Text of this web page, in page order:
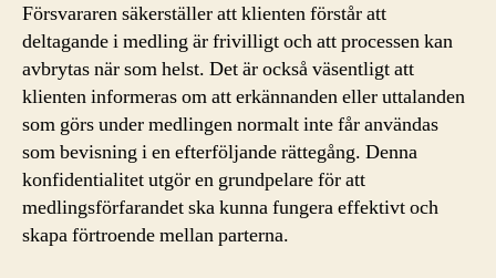
Försvararen säkerställer att klienten förstår att
deltagande i medling är frivilligt och att processen kan
avbrytas när som helst. Det är också väsentligt att
klienten informeras om att erkännanden eller uttalanden
som görs under medlingen normalt inte får användas
som bevisning i en efterföljande rättegång. Denna
konfidentialitet utgör en grundpelare för att
medlingsförfarandet ska kunna fungera effektivt och
skapa förtroende mellan parterna.